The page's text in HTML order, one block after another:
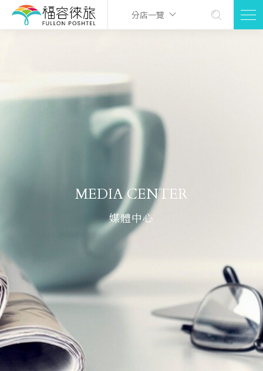
分店一覽
MEDIA CENTER
媒體中心